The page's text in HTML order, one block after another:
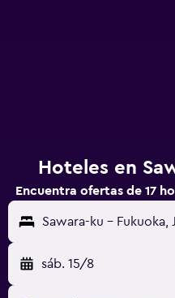
Hoteles en
Encuentra ofertas de 17
Sawara-ku - Fukuoka,
sáb. 15/8